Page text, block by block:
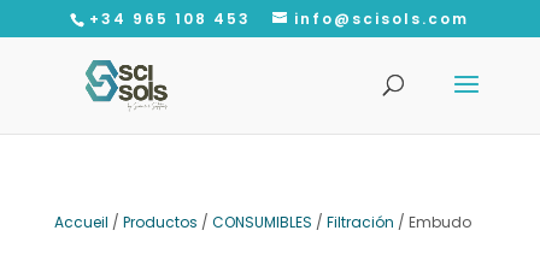
+34 965 108 453 info@scisols.com
Recherche
de
produits
Accueil / Productos / CONSUMIBLES / Filtración / Embudo